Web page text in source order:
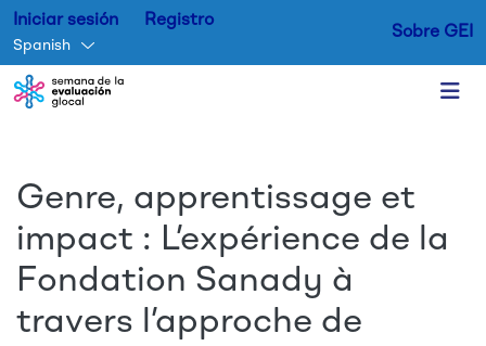
Iniciar sesión Registro
Spanish
Sobre GEI
Genre, apprentissage et
impact : L’expérience de la
Fondation Sanady à
travers l’approche de